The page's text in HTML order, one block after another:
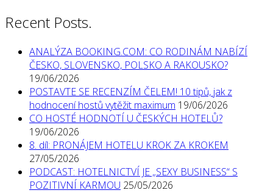
Recent Posts.
ANALÝZA BOOKING.COM: CO RODINÁM NABÍZÍ
ČESKO, SLOVENSKO, POLSKO A RAKOUSKO?
19/06/2026
POSTAVTE SE RECENZÍM ČELEM! 10 tipů, jak z
hodnocení hostů vytěžit maximum 19/06/2026
CO HOSTÉ HODNOTÍ U ČESKÝCH HOTELŮ?
19/06/2026
8. díl: PRONÁJEM HOTELU KROK ZA KROKEM
27/05/2026
PODCAST: HOTELNICTVÍ JE „SEXY BUSINESS“ S
POZITIVNÍ KARMOU 25/05/2026